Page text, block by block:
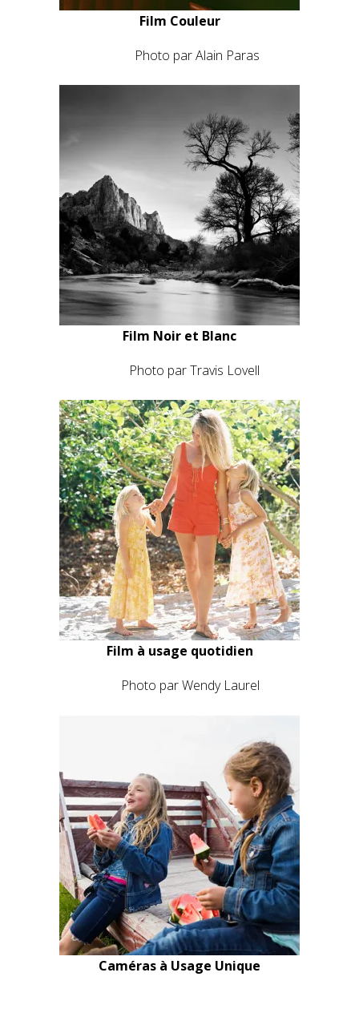
Film Couleur
Photo par Alain Paras
Film Noir et Blanc
Photo par Travis Lovell
Film à usage quotidien
Photo par Wendy Laurel
Caméras à Usage Unique